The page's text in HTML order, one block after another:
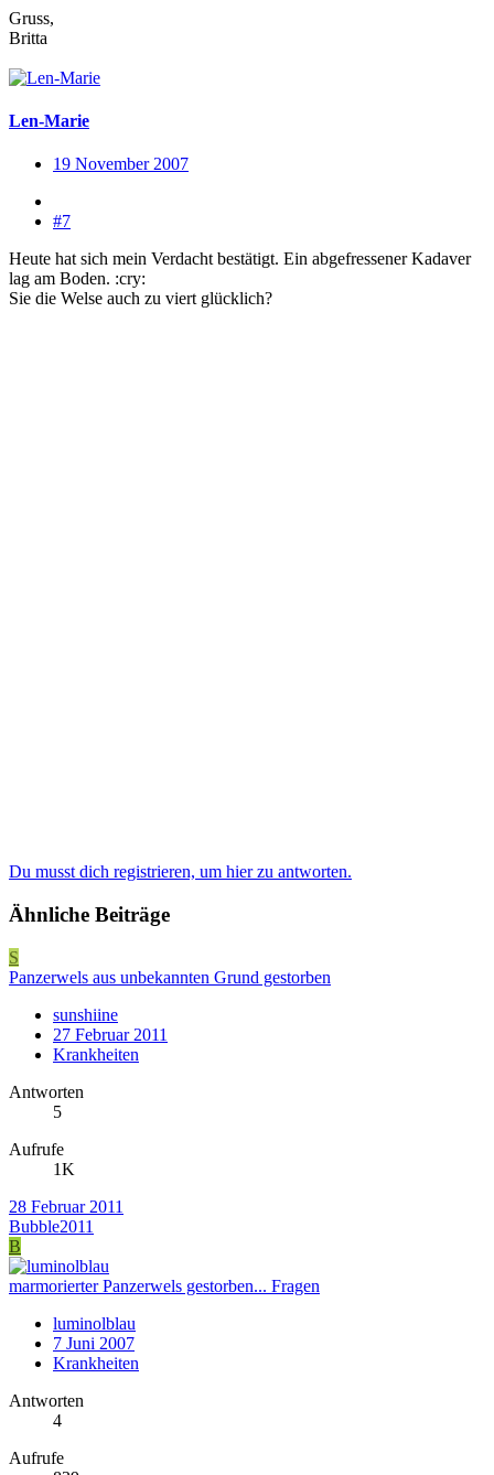
Gruss,
Britta
Len-Marie
19 November 2007
#7
Heute hat sich mein Verdacht bestätigt. Ein abgefressener Kadaver
lag am Boden. :cry:
Sie die Welse auch zu viert glücklich?
Du musst dich registrieren, um hier zu antworten.
Ähnliche Beiträge
S
Panzerwels aus unbekannten Grund gestorben
sunshiine
27 Februar 2011
Krankheiten
Antworten
5
Aufrufe
1K
28 Februar 2011
Bubble2011
B
marmorierter Panzerwels gestorben... Fragen
luminolblau
7 Juni 2007
Krankheiten
Antworten
4
Aufrufe